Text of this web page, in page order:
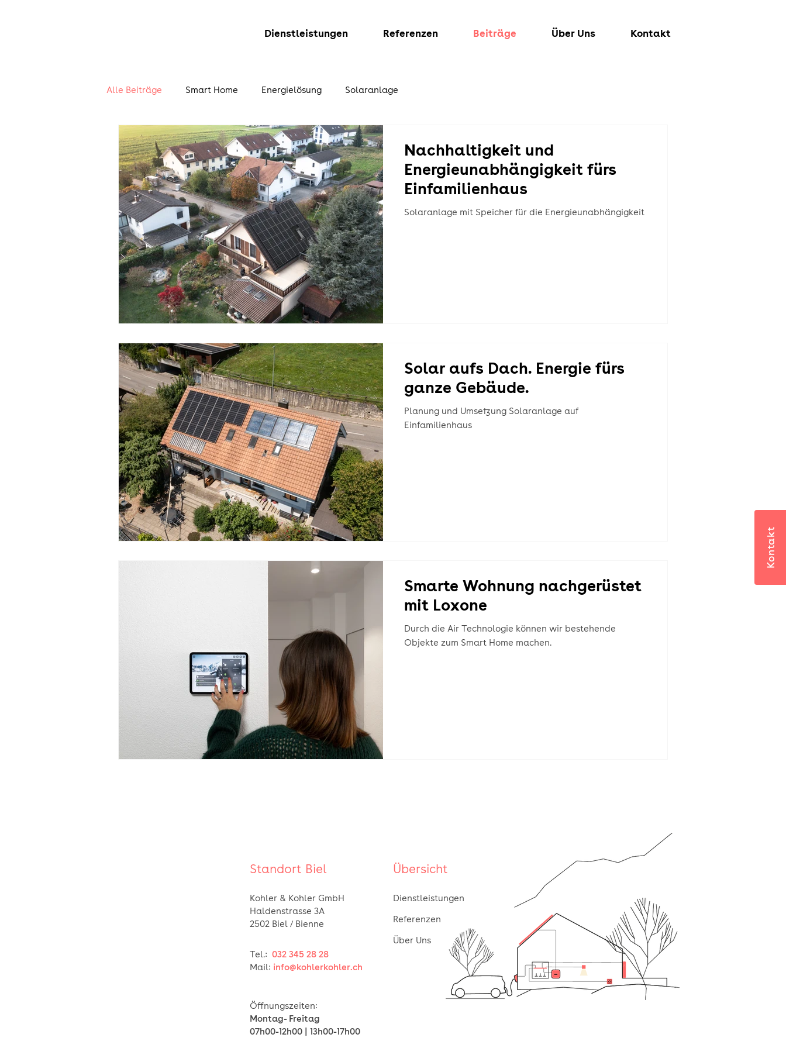
Dienstleistungen Referenzen Beiträge Über Uns Kontakt
Kontakt
Alle Beiträge Smart Home Energielösung Solaranlage
Nachhaltigkeit und
Energieunabhängigkeit fürs
Einfamilienhaus
Solaranlage mit Speicher für die Energieunabhängigkeit
Solar aufs Dach. Energie fürs
ganze Gebäude.
Planung und Umsetzung Solaranlage auf
Einfamilienhaus
Smarte Wohnung nachgerüstet
mit Loxone
Durch die Air Technologie können wir bestehende
Objekte zum Smart Home machen.
Standort Biel
Kohler & Kohler GmbH
Haldenstrasse 3A
2502 Biel / Bienne
Tel.: 032 345 28 28
Mail: info@kohlerkohler.ch
Öffnungszeiten:
Montag- Freitag
07h00-12h00 | 13h00-17h00
Übersicht
Dienstleistungen
Referenzen
Über Uns